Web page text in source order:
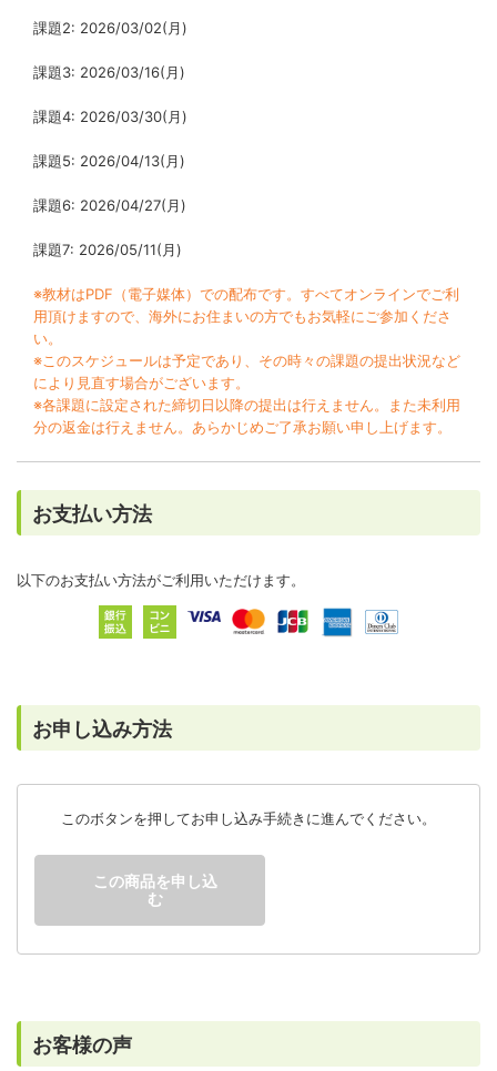
課題2: 2026/03/02(月)
課題3: 2026/03/16(月)
課題4: 2026/03/30(月)
課題5: 2026/04/13(月)
課題6: 2026/04/27(月)
課題7: 2026/05/11(月)
※教材はPDF（電子媒体）での配布です。すべてオンラインでご利
用頂けますので、海外にお住まいの方でもお気軽にご参加くださ
い。
※このスケジュールは予定であり、その時々の課題の提出状況など
により見直す場合がございます。
※各課題に設定された締切日以降の提出は行えません。また未利用
分の返金は行えません。あらかじめご了承お願い申し上げます。
お支払い方法
以下のお支払い方法がご利用いただけます。
お申し込み方法
このボタンを押してお申し込み手続きに進んでください。
この商品を申し込
む
お客様の声